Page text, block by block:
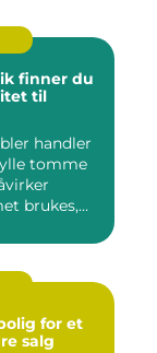
til
handler
tomme
brukes,
for et
salg